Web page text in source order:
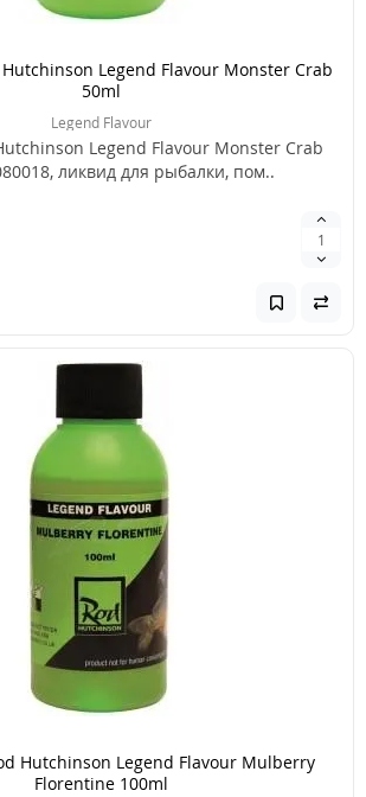
Hutchinson Legend Flavour Monster Crab
50ml
Legend Flavour
Legend Flavour Monster Crab
ликвид для рыбалки, пом..
Hutchinson Legend Flavour Mulberry
Florentine 100ml